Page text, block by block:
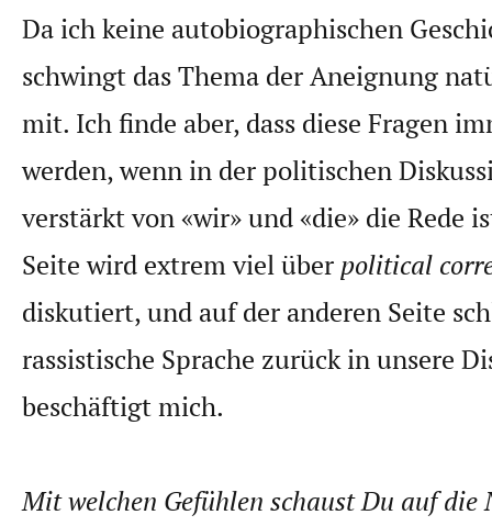
Da ich keine autobiographischen
schwingt das Thema der Aneignung
mit. Ich finde aber, dass diese Fragen
werden, wenn in der politischen
verstärkt von «wir» und «die» die Rede
Seite wird extrem viel über political
diskutiert, und auf der anderen Seite
rassistische Sprache zurück in unsere
beschäftigt mich.
Mit welchen Gefühlen schaust Du auf die